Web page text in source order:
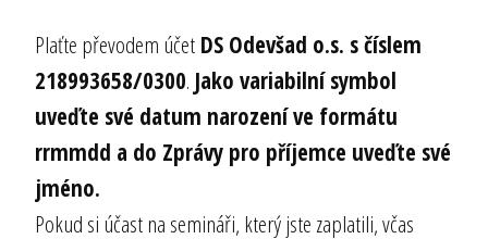
Plaťte převodem účet DS Odevšad o.s. s číslem
218993658/0300. Jako variabilní symbol
uveďte své datum narození ve formátu
rrmmdd a do Zprávy pro příjemce uveďte své
jméno.
Pokud si účast na semináři, který jste zaplatili, včas